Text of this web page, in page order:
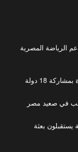
الرياضة المصرية
18 دولة
في صعيد مصر
يستقبلون بعثة